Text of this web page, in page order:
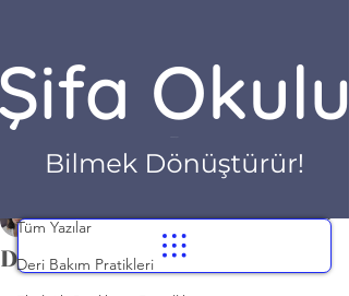
Yazı
Tüm Yazılar
Deri Bakım Pratikleri
Doğa'dan Ekoloji Dersi
9 Kas 2021